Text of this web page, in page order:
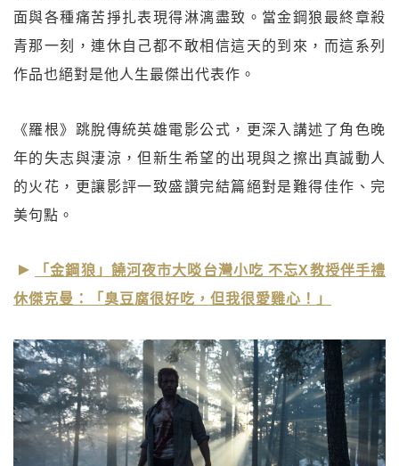
面與各種痛苦掙扎表現得淋漓盡致。當金鋼狼最終章殺
青那一刻，連休自己都不敢相信這天的到來，而這系列
作品也絕對是他人生最傑出代表作。
《羅根》跳脫傳統英雄電影公式，更深入講述了角色晚
年的失志與淒涼，但新生希望的出現與之擦出真誠動人
的火花，更讓影評一致盛讚完結篇絕對是難得佳作、完
美句點。
「金鋼狼」饒河夜市大啖台灣小吃 不忘X教授伴手禮
休傑克曼：「臭豆腐很好吃，但我很愛雞心！」